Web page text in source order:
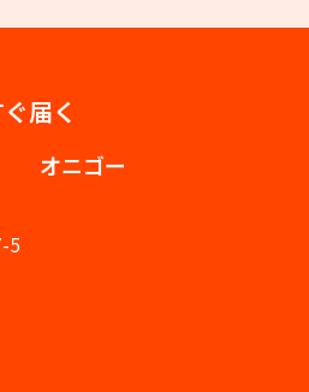
届く
オニゴー
5